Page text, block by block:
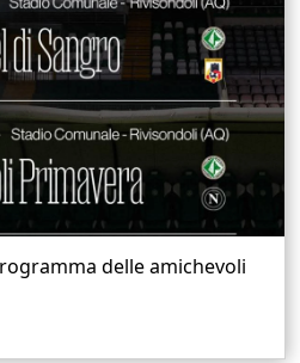
delle amichevoli